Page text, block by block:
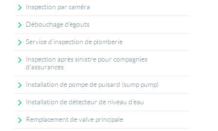
Inspection par caméra
Débouchage d'égouts
Service d'inspection de plomberie
Inspection après sinistre pour compagnies
d'assurances
Installation de pompe de puisard (sump pump)
Installation de détecteur de niveau d'eau
Remplacement de valve principale